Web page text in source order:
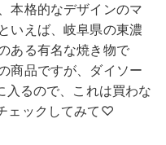
本格的なデザインのマ
いえば、岐阜県の東濃
ある有名な焼き物で
商品ですが、ダイソー
入るので、これは買わな
ェックしてみて♡